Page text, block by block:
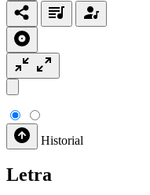
Historial
Letra